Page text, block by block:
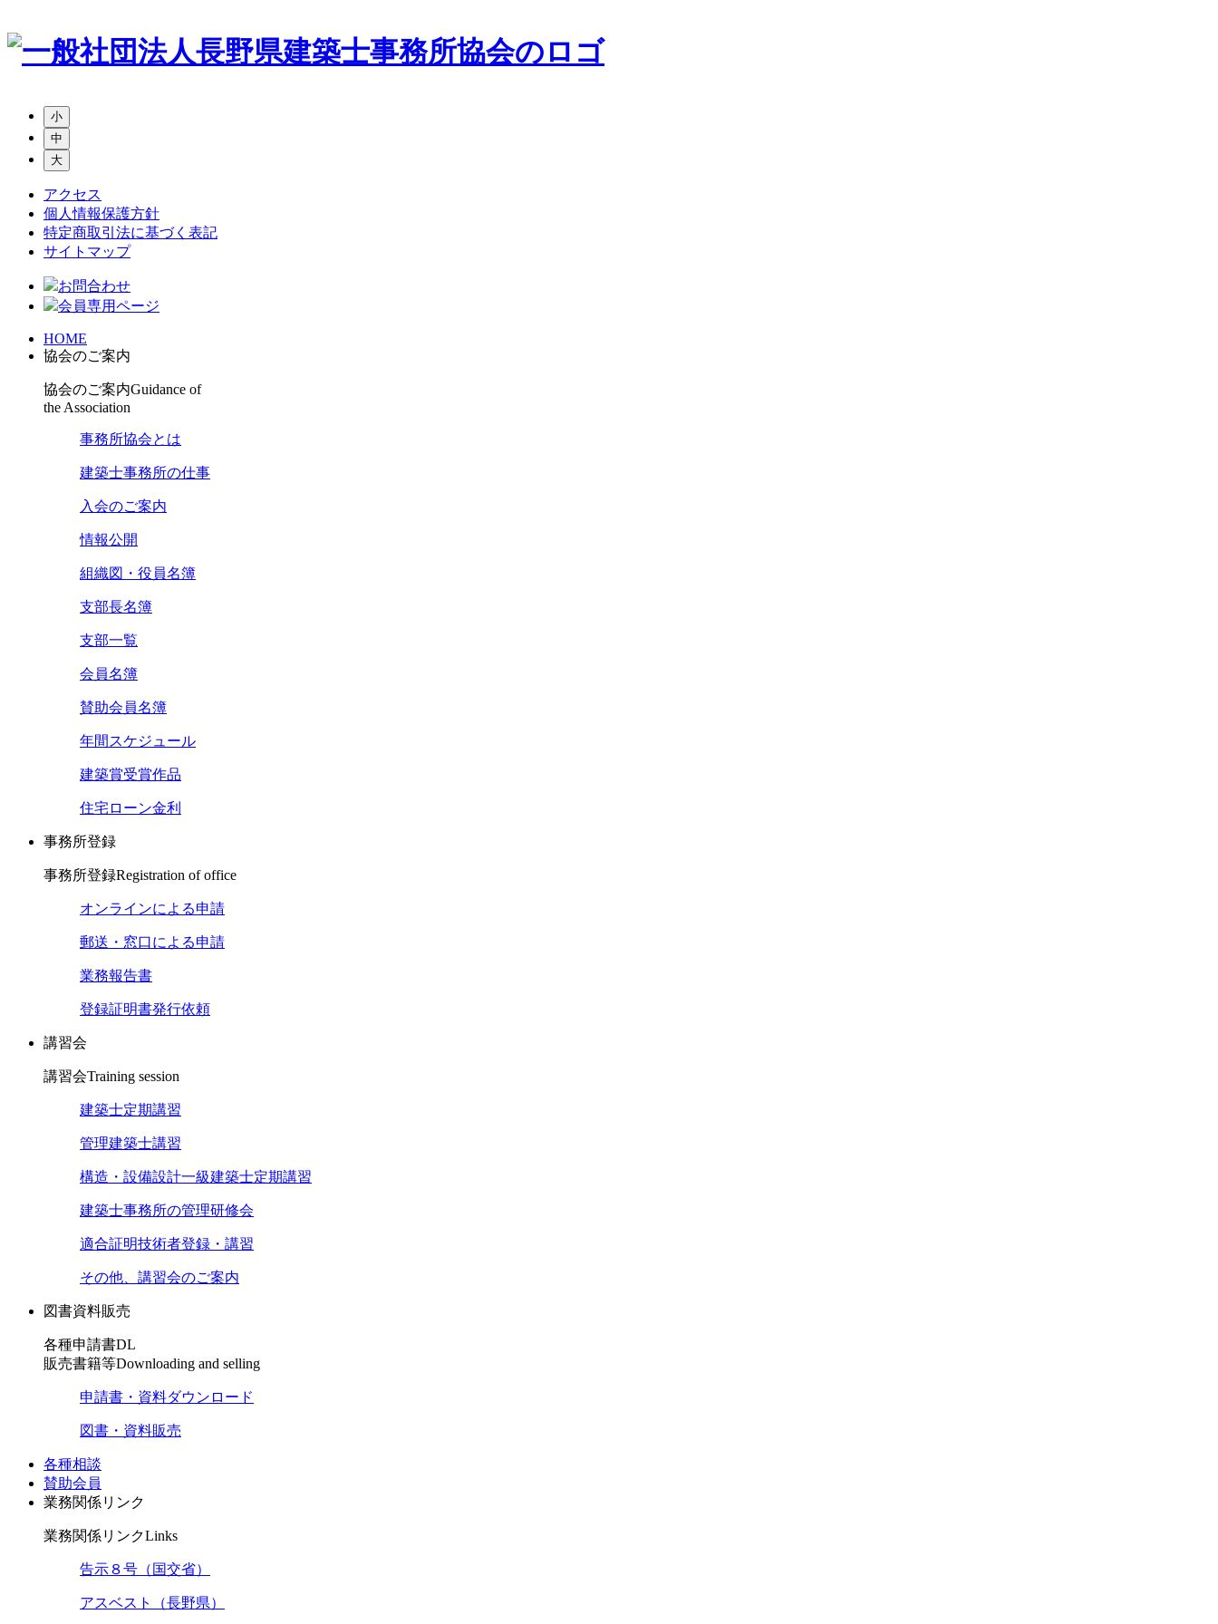
小
中
大
アクセス
個人情報保護方針
特定商取引法に基づく表記
サイトマップ
お問合わせ
会員専用ページ
HOME
協会のご案内
協会のご案内Guidance of
the Association
事務所協会とは
建築士事務所の仕事
入会のご案内
情報公開
組織図・役員名簿
支部長名簿
支部一覧
会員名簿
賛助会員名簿
年間スケジュール
建築賞受賞作品
住宅ローン金利
事務所登録
事務所登録Registration of office
オンラインによる申請
郵送・窓口による申請
業務報告書
登録証明書発行依頼
講習会
講習会Training session
建築士定期講習
管理建築士講習
構造・設備設計一級建築士定期講習
建築士事務所の管理研修会
適合証明技術者登録・講習
その他、講習会のご案内
図書資料販売
各種申請書DL
販売書籍等Downloading and selling
申請書・資料ダウンロード
図書・資料販売
各種相談
賛助会員
業務関係リンク
業務関係リンクLinks
告示８号（国交省）
アスベスト（長野県）